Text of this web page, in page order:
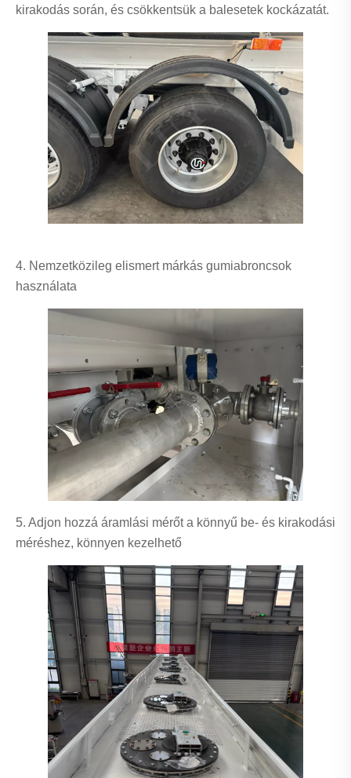
kirakodás során, és csökkentsük a balesetek kockázatát.
4. Nemzetközileg elismert márkás gumiabroncsok
használata
5. Adjon hozzá áramlási mérőt a könnyű be- és kirakodási
méréshez, könnyen kezelhető